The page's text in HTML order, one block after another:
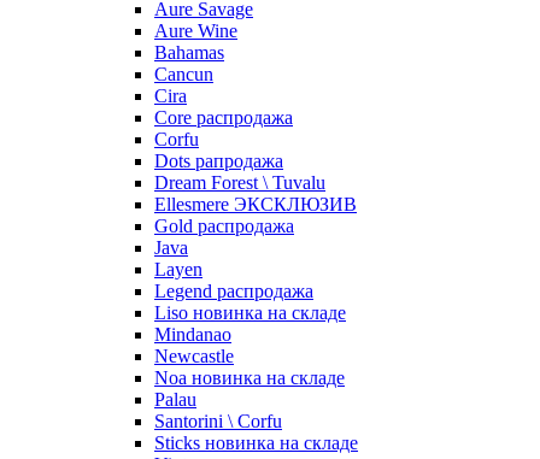
Aure Savage
Aure Wine
Bahamas
Cancun
Cira
Core распродажа
Corfu
Dots рапродажа
Dream Forest \ Tuvalu
Ellesmere ЭКСКЛЮЗИВ
Gold распродажа
Java
Layen
Legend распродажа
Liso новинка на складе
Mindanao
Newcastle
Noa новинка на складе
Palau
Santorini \ Corfu
Sticks новинка на складе